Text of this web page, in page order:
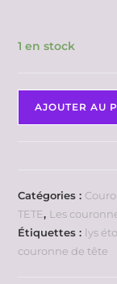
1 en stock
AJOUTER AU
Catégories :
TETE, Les
Étiquettes : lys
couronne de tête